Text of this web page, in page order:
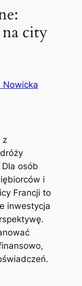
city
Nowicka
z
osób
i
Francji to
inwestycja